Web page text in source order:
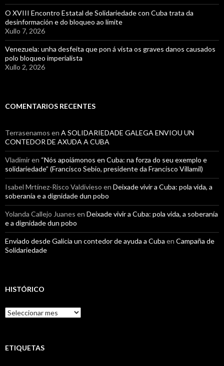
O XVIII Encontro Estatal de Solidariedade con Cuba trata da
desinformación e do bloqueo ao límite
Xullo 7, 2026
Venezuela: unha desfeita que pon á vista os graves danos causados
polo bloqueo imperialista
Xullo 2, 2026
COMENTARIOS RECENTES
Terrasenamos en A SOLIDARIEDADE GALEGA ENVIOU UN
CONTEDOR DE AXUDA A CUBA
Vladimiren “Nós apoiámonos en Cuba: na forza do seu exemplo e
solidariedade” (Francisco Sebio, presidente da Francisco Villamil)
Isabel Mrtínez-Risco Valdivieso en Deixade vivir a Cuba: pola vida, a
soberanía e a dignidade dun pobo
Yolanda Callejo Juanes en Deixade vivir a Cuba: pola vida, a soberanía
e a dignidade dun pobo
Enviado desde Galicia un contedor de ayuda a Cuba en Campaña de
Solidariedade
HISTÓRICO
Histórico
ETIQUETAS